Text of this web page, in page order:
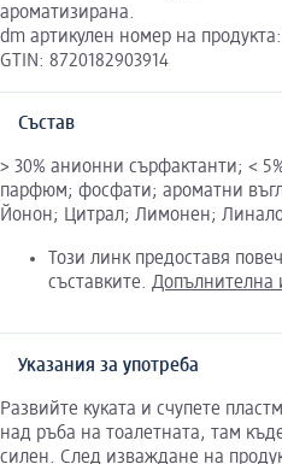
ароматизирана.
dm артикулен номер на продукта:
GTIN: 8720182903914
Състав
> 30% анионни сърфактанти; <
парфюм; фосфати; ароматни
Йонон; Цитрал; Лимонен;
Този линк предоставя
съставките. Допълнителна
Указания за употреба
Развийте куката и счупете
над ръба на тоалетната, там
силен. След изваждане на